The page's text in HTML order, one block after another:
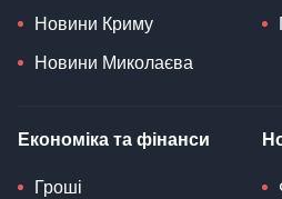
Новини Криму
Новини Миколаєва
Економіка та фінанси
Гроші